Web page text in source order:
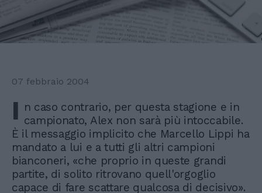
07 febbraio 2004
I n caso contrario, per questa stagione e in
campionato, Alex non sarà più intoccabile.
È il messaggio implicito che Marcello Lippi ha
mandato a lui e a tutti gli altri campioni
bianconeri, «che proprio in queste grandi
partite, di solito ritrovano quell'orgoglio
capace di fare scattare qualcosa di decisivo».